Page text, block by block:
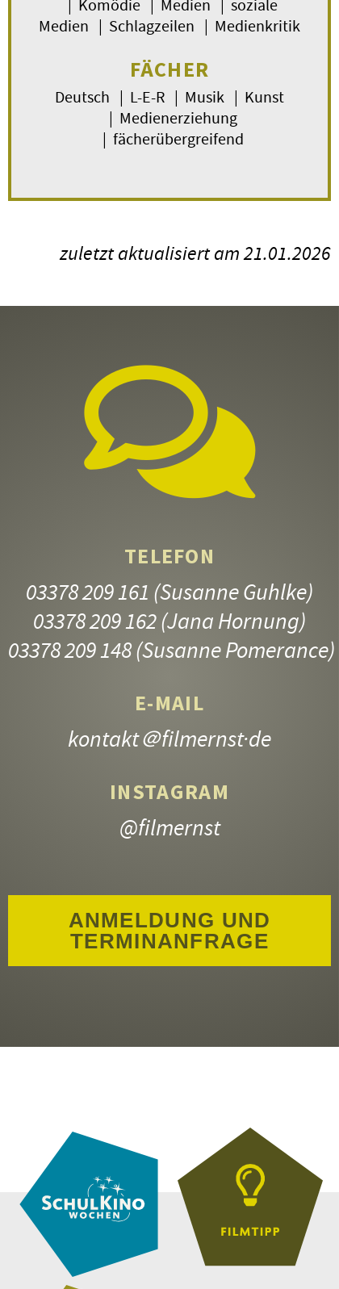
| Komödie | Medien | soziale
Medien | Schlagzeilen | Medienkritik
FÄCHER
Deutsch | L-E-R | Musik | Kunst
| Medienerziehung
| fächerübergreifend
zuletzt aktualisiert am 21.01.2026
TELEFON
03378 209 161 (Susanne Guhlke)
03378 209 162(Jana Hornung)
03378 209 148(Susanne Pomerance)
E-MAIL
kontakt＠filmernst·de
INSTAGRAM
@filmernst
ANMELDUNG UND
TERMINANFRAGE